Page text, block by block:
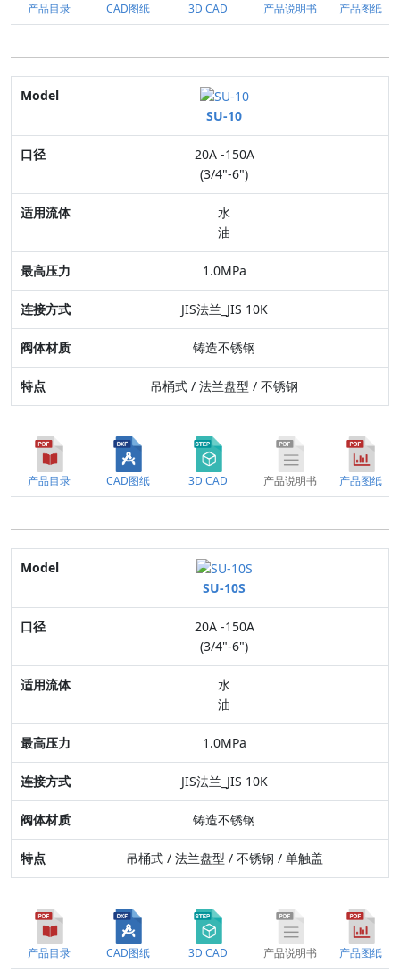
产品目录 CAD图纸 3D CAD 产品说明书 产品图纸
Model
口径
适用流体
最高压力
阀体材质
特点
SU-10
20A -150A
(3/4"-6")
水
油
1.0MPa
JIS法兰_JIS 10K
铸造不锈钢
吊桶式 / 法兰盘型 / 不锈钢
产品目录 CAD图纸 3D CAD 产品说明书 产品图纸
Model
口径
适用流体
最高压力
阀体材质
特点
SU-10S
20A -150A
(3/4"-6")
水
油
1.0MPa
JIS法兰_JIS 10K
铸造不锈钢
吊桶式 / 法兰盘型 / 不锈钢 / 单触盖
产品目录 CAD图纸 3D CAD 产品说明书 产品图纸